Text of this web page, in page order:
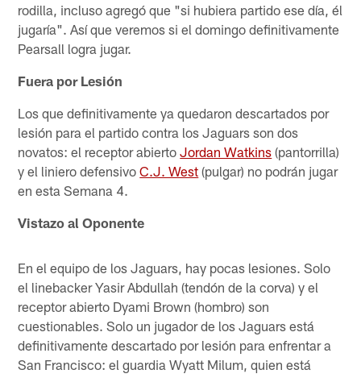
rodilla, incluso agregó que "si hubiera partido ese día, él
jugaría". Así que veremos si el domingo definitivamente
Pearsall logra jugar.
Fuera por Lesión
Los que definitivamente ya quedaron descartados por
lesión para el partido contra los Jaguars son dos
novatos: el receptor abiertoJordan Watkins (pantorrilla)
y el liniero defensivoC.J. West (pulgar) no podrán jugar
en esta Semana 4.
Vistazo al Oponente
En el equipo de los Jaguars, hay pocas lesiones. Solo
el linebacker Yasir Abdullah (tendón de la corva) y el
receptor abierto Dyami Brown (hombro) son
cuestionables. Solo un jugador de los Jaguars está
definitivamente descartado por lesión para enfrentar a
San Francisco: el guardia Wyatt Milum, quien está